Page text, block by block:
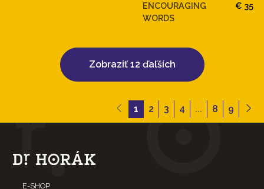
ENCOURAGING
WORDS
€ 35
Zobraziť 12 ďaľších
1 2 3 4 ... 8 9
E-SHOP